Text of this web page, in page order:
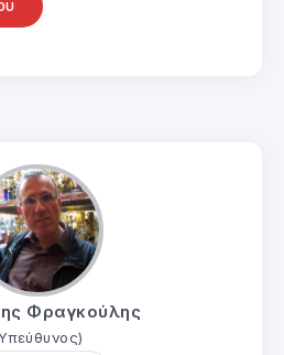
Φραγκούλης